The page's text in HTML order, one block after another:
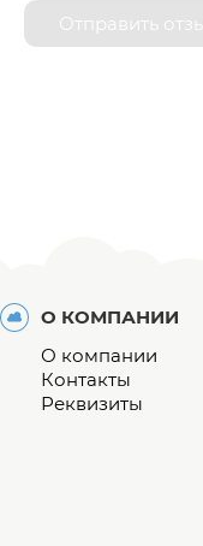
Отправить
О КОМПАНИИ
О компании
Контакты
Реквизиты